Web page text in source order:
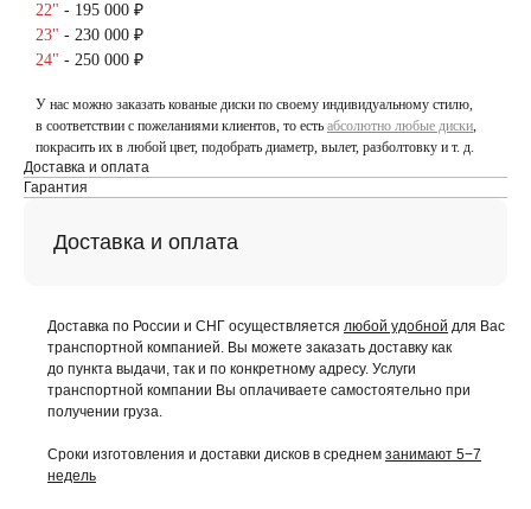
22" - 195 000 ₽
23" - 230 000 ₽
24" - 250 000 ₽
У нас можно заказать кованые диски по своему индивидуальному стилю,
в соответствии с пожеланиями клиентов, то есть абсолютно любые диски,
покрасить их в любой цвет, подобрать диаметр, вылет, разболтовку и т. д.
Доставка и оплата
Гарантия
Доставка и оплата
Доставка по России и СНГ осуществляется любой удобной для Вас
транспортной компанией. Вы можете заказать доставку как
до пункта выдачи, так и по конкретному адресу. Услуги
транспортной компании Вы оплачиваете самостоятельно при
получении груза.
Сроки изготовления и доставки дисков в среднем занимают 5−7
недель